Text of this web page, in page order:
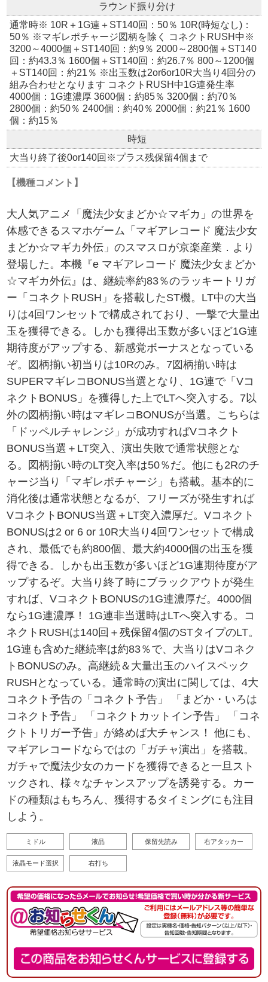
ラウンド振り分け
通常時※ 10R＋1G連＋ST140回：50％ 10R(時短なし)：
50％ ※マギレポチャージ図柄を除く コネクトRUSH中※
3200～4000個＋ST140回：約9％ 2000～2800個＋ST140
回：約43.3％ 1600個＋ST140回：約26.7％ 800～1200個
＋ST140回：約21％ ※出玉数は2or6or10R大当り4回分の
組み合わせとなります コネクトRUSH中1G連発生率
4000個：1G連濃厚 3600個：約85％ 3200個：約70％
2800個：約50％ 2400個：約40％ 2000個：約21％ 1600
個：約15％
時短
大当り終了後0or140回※プラス残保留4個まで
【機種コメント】
大人気アニメ「魔法少女まどか☆マギカ」の世界を
体感できるスマホゲーム「マギアレコード 魔法少女
まどか☆マギカ外伝」のスマスロが京楽産業．より
登場した。本機『e マギアレコード 魔法少女まどか
☆マギカ外伝』は、継続率約83％のラッキートリガ
ー「コネクトRUSH」を搭載したST機。LT中の大当
りは4回ワンセットで構成されており、一撃で大量出
玉を獲得できる。しかも獲得出玉数が多いほど1G連
期待度がアップする、新感覚ボーナスとなっている
ぞ。図柄揃い初当りは10Rのみ。7図柄揃い時は
SUPERマギレコBONUS当選となり、1G連で「Vコ
ネクトBONUS」を獲得した上でLTへ突入する。7以
外の図柄揃い時はマギレコBONUSが当選。こちらは
「ドッペルチャレンジ」が成功すればVコネクト
BONUS当選＋LT突入、演出失敗で通常状態とな
る。図柄揃い時のLT突入率は50％だ。他にも2Rのチ
ャージ当り「マギレポチャージ」も搭載。基本的に
消化後は通常状態となるが、フリーズが発生すれば
VコネクトBONUS当選＋LT突入濃厚だ。Vコネクト
BONUSは2 or 6 or 10R大当り4回ワンセットで構成
され、最低でも約800個、最大約4000個の出玉を獲
得できる。しかも出玉数が多いほど1G連期待度がア
ップするぞ。大当り終了時にブラックアウトが発生
すれば、VコネクトBONUSの1G連濃厚だ。4000個
なら1G連濃厚！ 1G連非当選時はLTへ突入する。コ
ネクトRUSHは140回＋残保留4個のSTタイプのLT。
1G連も含めた継続率は約83％で、大当りはVコネク
トBONUSのみ。高継続＆大量出玉のハイスペック
RUSHとなっている。通常時の演出に関しては、4大
コネクト予告の「コネクト予告」 「まどか・いろは
コネクト予告」 「コネクトカットイン予告」 「コネ
クトトリガー予告」が絡めば大チャンス！ 他にも、
マギアレコードならではの「ガチャ演出」を搭載。
ガチャで魔法少女のカードを獲得できると一旦スト
ックされ、様々なチャンスアップを誘発する。カー
ドの種類はもちろん、獲得するタイミングにも注目
しよう。
ミドル 液晶 保留先読み 右アタッカー
液晶モード選択 右打ち